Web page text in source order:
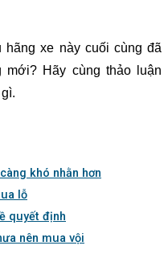
xe này cuối cùng đã
mới? Hãy cùng thảo luận
khó nhằn hơn
lỗ
quyết định
nên mua vội